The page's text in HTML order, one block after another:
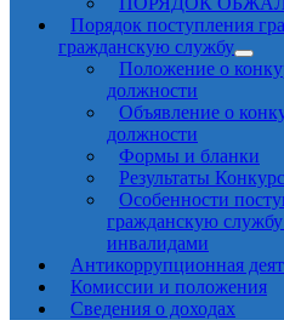
Порядок поступления
гражданскую службу
Положение о
должности
Объявление о
должности
Формы и бланки
Результаты
Особенности
гражданскую
инвалидами
Антикоррупционная
Комиссии и положения
Сведения о доходах